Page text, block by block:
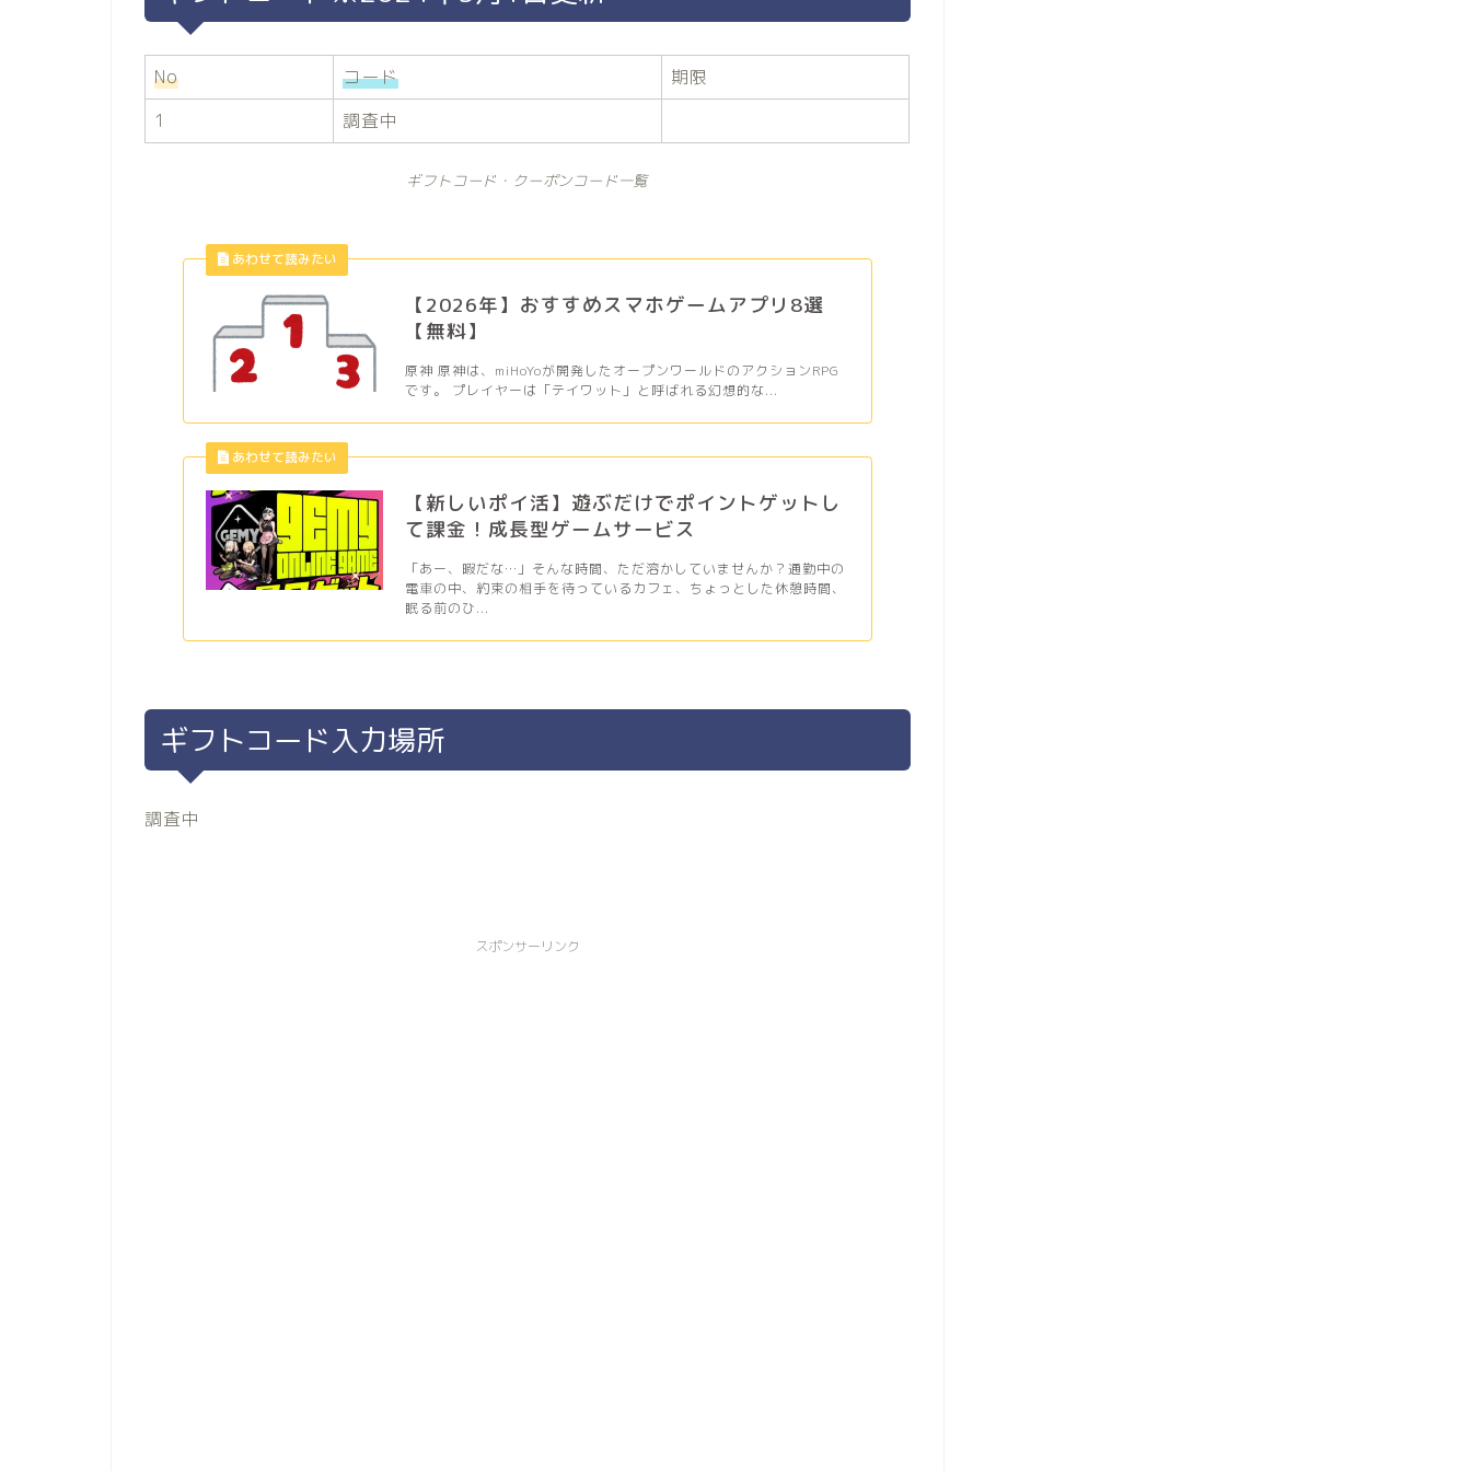
No コード
期限
1
調査中
ギフトコード・クーポンコード一覧
【2026年】おすすめスマホゲームアプリ8選
【無料】
原神 原神は、miHoYoが開発したオープンワールドのアクションRPG
です。 プレイヤーは「テイワット」と呼ばれる幻想的な...
【新しいポイ活】遊ぶだけでポイントゲットし
て課金！成長型ゲームサービス
「あー、暇だな…」そんな時間、ただ溶かしていませんか？通勤中の
電車の中、約束の相手を待っているカフェ、ちょっとした休憩時間、
眠る前のひ...
ギフトコード入力場所
調査中
スポンサーリンク